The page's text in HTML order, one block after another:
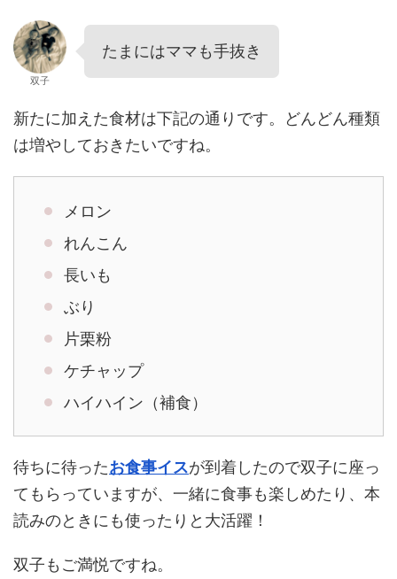
双子
たまにはママも手抜き
新たに加えた食材は下記の通りです。どんどん種類
は増やしておきたいですね。
メロン
れんこん
長いも
ぶり
片栗粉
ケチャップ
ハイハイン（補食）
待ちに待ったお食事イスが到着したので双子に座っ
てもらっていますが、一緒に食事も楽しめたり、本
読みのときにも使ったりと大活躍！
双子もご満悦ですね。